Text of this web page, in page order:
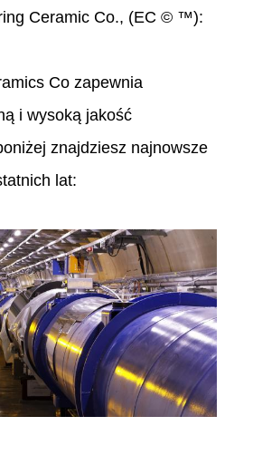
Ceramic Co., (EC © ™):
Co zapewnia
i wysoką jakość
znajdziesz najnowsze
lat: